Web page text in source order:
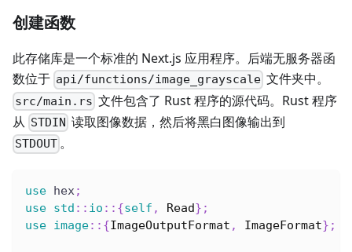
创建函数
此存储库是一个标准的 Next.js 应用程序。后端无服务器函
数位于 api/functions/image_grayscale 文件夹中。
src/main.rs 文件包含了 Rust 程序的源代码。Rust 程序
从 STDIN 读取图像数据，然后将黑白图像输出到
STDOUT 。
use hex;
use std :: io :: {self , Read} ;
use image:: {ImageOutputFormat , ImageFormat} ;